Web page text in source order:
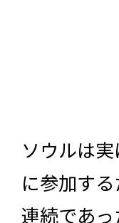
ソウルは
に参加す
連続であ